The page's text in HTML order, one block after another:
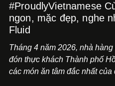
#ProudlyVietnamese
ngon, mặc đẹp, nghe
Fluid
Tháng 4 năm 2026, nhà
đón thực khách Thành phố
các món ăn tâm đắc nhất